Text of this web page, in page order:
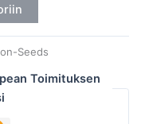
Seeds
Toimituksen